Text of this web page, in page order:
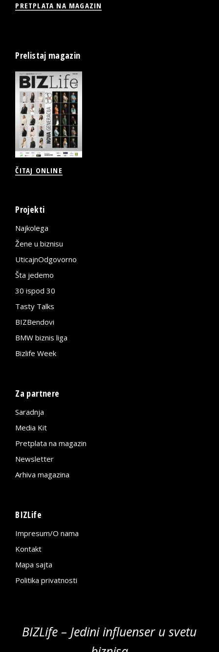
PRETPLATA NA MAGAZIN
Prelistaj magazin
ČITAJ ONLINE
Projekti
Najkolega
Žene u biznisu
UticajnOdgovorno
Šta jedemo
30 ispod 30
Tasty Talks
BIZBendovi
BMW biznis liga
Bizlife Week
Za partnere
Saradnja
Media Kit
Pretplata na magazin
Newsletter
Arhiva magazina
BIZLife
Impresum/O nama
Kontakt
Mapa sajta
Politika privatnosti
BIZLife – Jedini influenser u svetu